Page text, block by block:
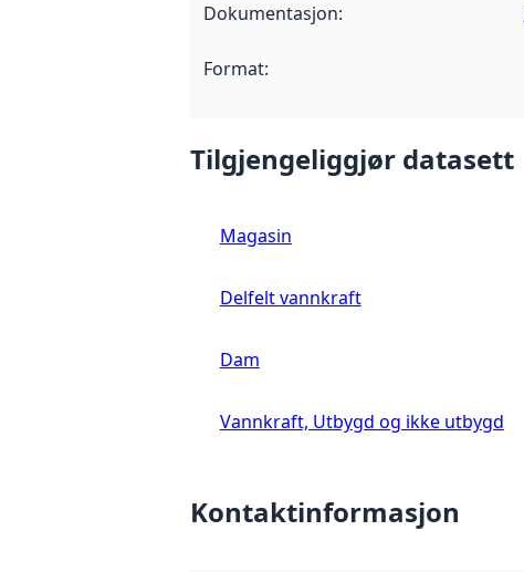
Dokumentasjon:
Format:
Tilgjengeliggjør datasett
Magasin
Delfelt vannkraft
Dam
Vannkraft, Utbygd og ikke utbygd
Kontaktinformasjon